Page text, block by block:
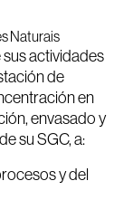
actividades
de
en
envasado y
su SGC, a:
y del